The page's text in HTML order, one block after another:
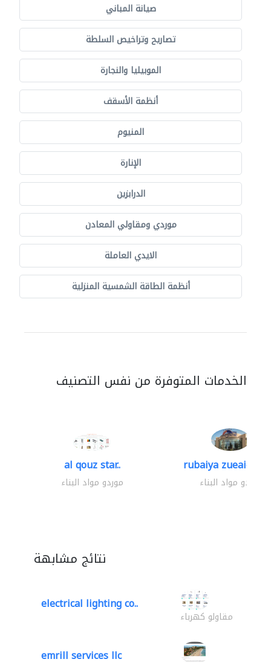
صيانة المباني
تصاريح وتراخيص السلطة
الموبيليا والنجارة
أنظمة الأسقف
المنيوم
الإنارة
الدرابزين
موردي ومقاولي المعادن
الايدي العاملة
أنظمة الطاقة الشمسية المنزلية
الخدمات المتوفرة من نفس التصنيف
al qouz star..
موردو مواد البناء
rubaiya zueaid
موردو مواد البناء
نتائج مشابهة
electrical lighting co..
مقاولو كهرباء
emrill services llc